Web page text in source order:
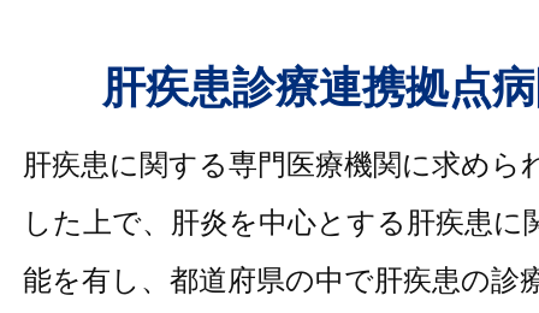
肝疾患診療連携拠点
肝疾患に関する専門医療機関に求めら
した上で、肝炎を中心とする肝疾患に
能を有し、都道府県の中で肝疾患の診